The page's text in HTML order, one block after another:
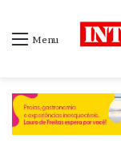
Menu